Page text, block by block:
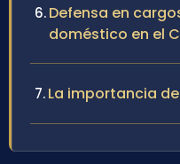
Defensa en
doméstico en el
La importancia